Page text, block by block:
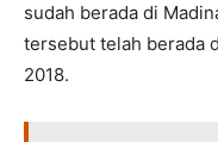
sudah berada di
tersebut telah berada
2018.